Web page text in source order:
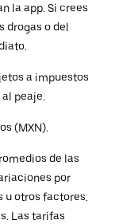
la app. Si crees
drogas o del
a impuestos
peaje.
(MXN).
de las
por
u otros factores.
Las tarifas